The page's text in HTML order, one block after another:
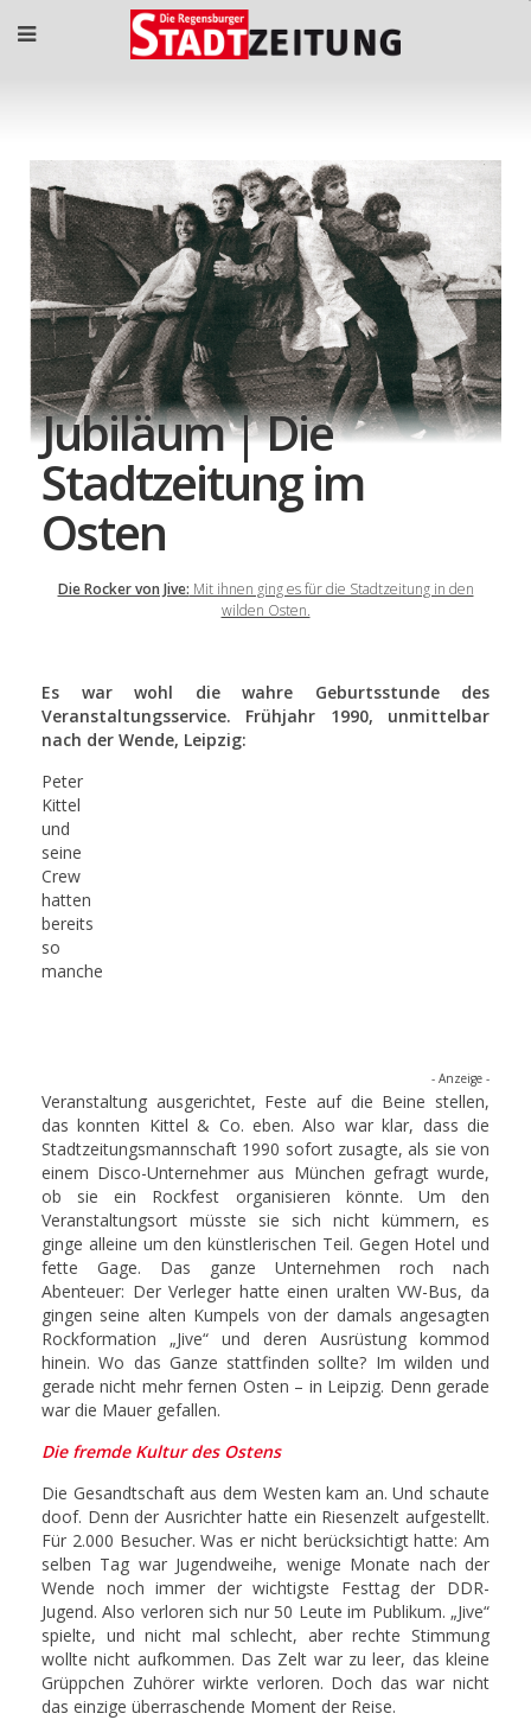
Jubiläum | Die
Stadtzeitung im
Osten
Die Rocker von Jive: Mit ihnen ging es für die Stadtzeitung in den
wilden Osten.
Es war wohl die wahre Geburtsstunde des
Veranstaltungsservice. Frühjahr 1990, unmittelbar
nach der Wende, Leipzig:
- Anzeige -
Peter
Kittel
und
seine
Crew
hatten
bereits
so
manche
Veranstaltung ausgerichtet, Feste auf die Beine stellen,
das konnten Kittel & Co. eben. Also war klar, dass die
Stadtzeitungsmannschaft 1990 sofort zusagte, als sie von
einem Disco-Unternehmer aus München gefragt wurde,
ob sie ein Rockfest organisieren könnte. Um den
Veranstaltungsort müsste sie sich nicht kümmern, es
ginge alleine um den künstlerischen Teil. Gegen Hotel und
fette Gage. Das ganze Unternehmen roch nach
Abenteuer: Der Verleger hatte einen uralten VW-Bus, da
gingen seine alten Kumpels von der damals angesagten
Rockformation „Jive“ und deren Ausrüstung kommod
hinein. Wo das Ganze stattfinden sollte? Im wilden und
gerade nicht mehr fernen Osten – in Leipzig. Denn gerade
war die Mauer gefallen.
Die fremde Kultur des Ostens
Die Gesandtschaft aus dem Westen kam an. Und schaute
doof. Denn der Ausrichter hatte ein Riesenzelt aufgestellt.
Für 2.000 Besucher. Was er nicht berücksichtigt hatte: Am
selben Tag war Jugendweihe, wenige Monate nach der
Wende noch immer der wichtigste Festtag der DDR-
Jugend. Also verloren sich nur 50 Leute im Publikum. „Jive“
spielte, und nicht mal schlecht, aber rechte Stimmung
wollte nicht aufkommen. Das Zelt war zu leer, das kleine
Grüppchen Zuhörer wirkte verloren. Doch das war nicht
das einzige überraschende Moment der Reise.